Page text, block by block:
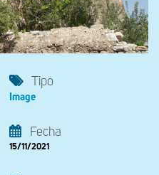
Tipo
Image
Fecha
15/11/2021